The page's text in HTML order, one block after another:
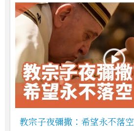
教宗子夜彌撒：希望永不落空